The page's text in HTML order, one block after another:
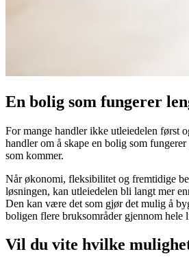
En bolig som fungerer
For mange handler ikke utleiedelen først
handler om å skape en bolig som
som kommer.
Når økonomi, fleksibilitet og fremtidige
løsningen, kan utleiedelen bli langt mer
Den kan være det som gjør det mulig å
boligen flere bruksområder gjennom hele
Vil du vite hvilke